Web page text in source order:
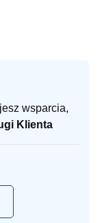
wsparcia,
Klienta